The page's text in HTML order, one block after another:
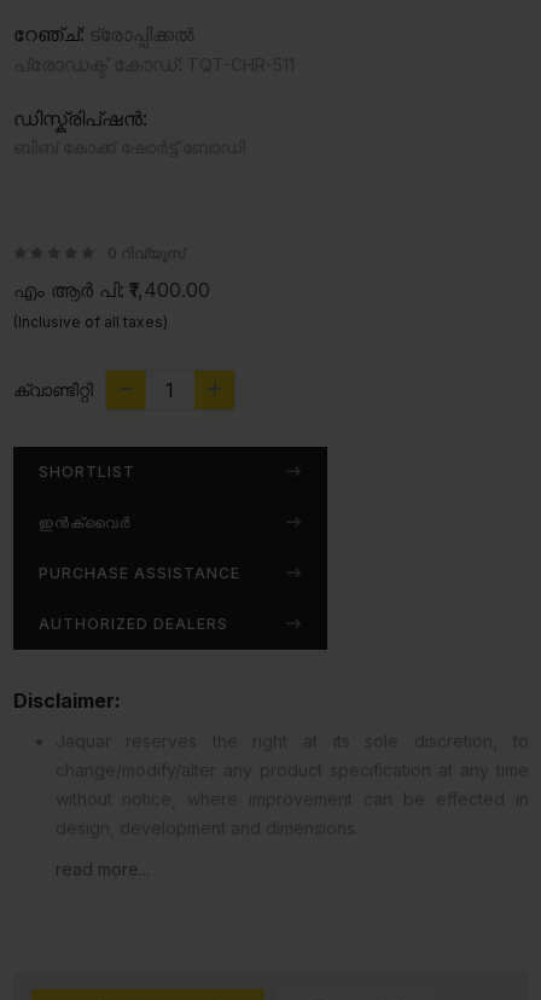
റേഞ്ച്: ട്രോപ്പിക്കൽ
ഡിസ്ക്രിപ്ഷൻ:
0 റിവ്യൂസ്
എം ആർ പി: ₹1,400.00
(Inclusive of all taxes)
ക്വാണ്ടിറ്റി
SHORTLIST
ഇൻക്വൈർ
PURCHASE ASSISTANCE
AUTHORIZED DEALERS
Disclaimer:
read more...